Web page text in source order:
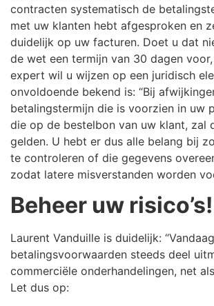
contracten systematisch de
met uw klanten hebt afgesproken en
duidelijk op uw facturen. Doet u dat
de wet een termijn van 30 dagen
expert wil u wijzen op een juridisch
onvoldoende bekend is: “Bij
betalingstermijn die is voorzien in uw
die op de bestelbon van uw klant, zal
gelden. U hebt er dus alle belang bij
te controleren of die gegevens
zodat latere misverstanden worden
Beheer uw risico’s!
Laurent Vanduille is duidelijk:
betalingsvoorwaarden steeds deel
commerciële onderhandelingen, net
Let dus op: